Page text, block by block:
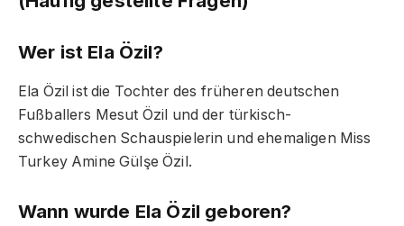
Wer ist Ela Özil?
Ela Özil ist die Tochter des früheren deutschen
Fußballers Mesut Özil und der türkisch-
schwedischen Schauspielerin und ehemaligen Miss
Turkey Amine Gülşe Özil.
Wann wurde Ela Özil geboren?